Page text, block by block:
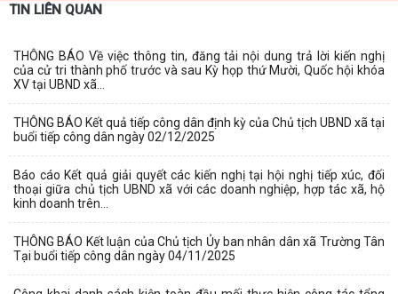
TIN LIÊN QUAN
THÔNG BÁO Về việc thông tin, đăng tải nội dung trả lời kiến nghị
của cử tri thành phố trước và sau Kỳ họp thứ Mười, Quốc hội khóa
XV tại UBND xã...
THÔNG BÁO Kết quả tiếp công dân định kỳ của Chủ tịch UBND xã tại
buổi tiếp công dân ngày 02/12/2025
Báo cáo Kết quả giải quyết các kiến nghị tại hội nghị tiếp xúc, đối
thoại giữa chủ tịch UBND xã với các doanh nghiệp, hợp tác xã, hộ
kinh doanh trên...
THÔNG BÁO Kết luận của Chủ tịch Ủy ban nhân dân xã Trường Tân
Tại buổi tiếp công dân ngày 04/11/2025